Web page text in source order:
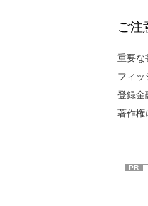
ご注
重要な
フィッ
登録金
著作権
PR